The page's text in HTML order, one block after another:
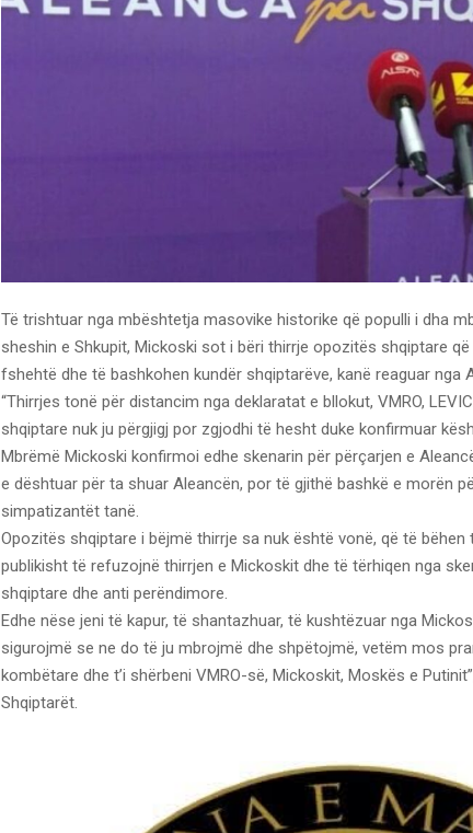
Të trishtuar nga mbështetja masovike historike që populli i dha
sheshin e Shkupit, Mickoski sot i bëri thirrje opozitës shqiptare
fshehtë dhe të bashkohen kundër shqiptarëve, kanë reaguar nga
“Thirrjes tonë për distancim nga deklaratat e bllokut, VMRO,
shqiptare nuk ju përgjigj por zgjodhi të hesht duke konfirmuar
Mbrëmë Mickoski konfirmoi edhe skenarin për përçarjen e
e dështuar për ta shuar Aleancën, por të gjithë bashkë e morën
simpatizantët tanë.
Opozitës shqiptare i bëjmë thirrje sa nuk është vonë, që të
publikisht të refuzojnë thirrjen e Mickoskit dhe të tërhiqen nga
shqiptare dhe anti perëndimore.
Edhe nëse jeni të kapur, të shantazhuar, të kushtëzuar nga
sigurojmë se ne do të ju mbrojmë dhe shpëtojmë, vetëm mos
kombëtare dhe t’i shërbeni VMRO-së, Mickoskit, Moskës e
Shqiptarët.